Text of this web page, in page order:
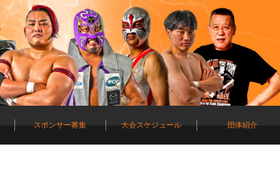
スポンサー募集 大会スケジュール 団体紹介